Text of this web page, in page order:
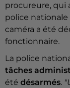
procureure, qui
police nationale
caméra a été
fonctionnaire.
La police
tâches
été désarmés.